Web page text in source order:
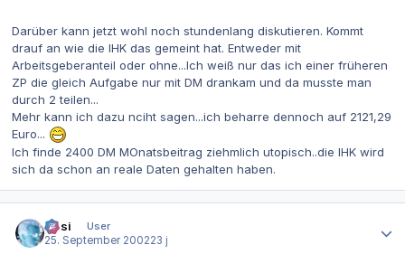
Darüber kann jetzt wohl noch stundenlang diskutieren. Kommt
drauf an wie die IHK das gemeint hat. Entweder mit
Arbeitsgeberanteil oder ohne...Ich weiß nur das ich einer früheren
ZP die gleich Aufgabe nur mit DM drankam und da musste man
durch 2 teilen...
Mehr kann ich dazu nciht sagen...ich beharre dennoch auf 2121,29
Euro...
Ich finde 2400 DM MOnatsbeitrag ziehmlich utopisch..die IHK wird
sich da schon an reale Daten gehalten haben.
Hüsi
User
25. September 200223 j